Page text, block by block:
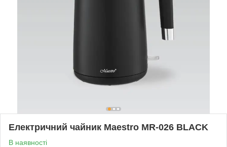
Електричний чайник Maestro MR-026 BLACK
В наявності